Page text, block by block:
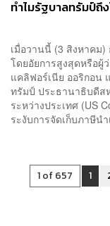
ทำไมรัฐบาลทรัมป์ถึ
เมื่อวานนี้ (3 สิงหาคม
โดยอัยการสูงสุดหรือผู้
แคลิฟอร์เนีย ออริกอน
ทรัมป์ ประธานาธิบดีส
ระหว่างประเทศ (US
ระงับการจัดเก็บภาษีน
1 of 657 1